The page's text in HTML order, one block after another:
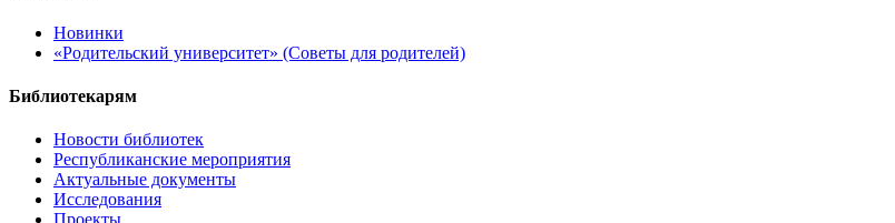
Новинки
«Родительский университет» (Советы для родителей)
Библиотекарям
Новости библиотек
Республиканские мероприятия
Актуальные документы
Исследования